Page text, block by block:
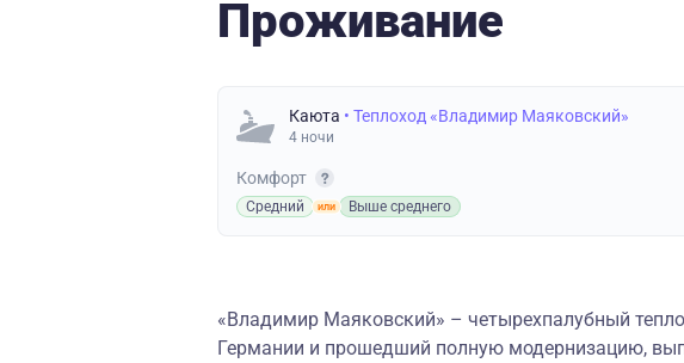
Проживание
Каюта • Теплоход «Владимир Маяковский»
4 ночи
Комфорт
Средний Выше среднего
«Владимир Маяковский» – четырехпалубный
Германии и прошедший полную модернизацию,